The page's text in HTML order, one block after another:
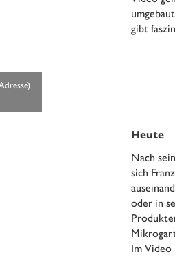
gibt
Heute
Nach
sich
oder in
Im